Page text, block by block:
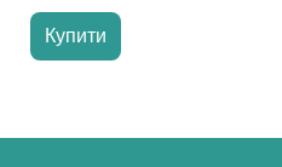
Купити